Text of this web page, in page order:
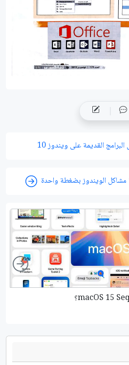
القديمة على ويندوز 10
الويندوز بضغطة واحدة